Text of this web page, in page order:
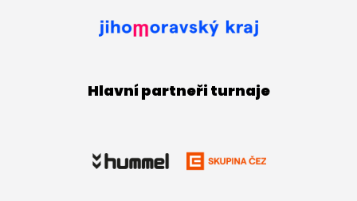
Hlavní partneři turnaje